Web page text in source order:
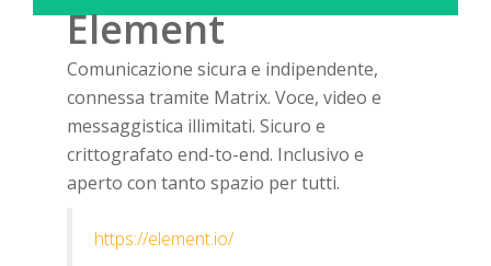
Element
Comunicazione sicura e indipendente,
connessa tramite Matrix. Voce, video e
messaggistica illimitati. Sicuro e
crittografato end-to-end. Inclusivo e
aperto con tanto spazio per tutti.
https://element.io/